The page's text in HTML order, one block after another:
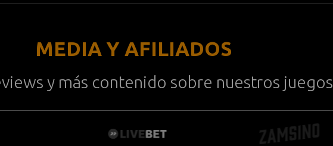
MEDIA Y AFILIADOS
y más contenido sobre nuestros juegos